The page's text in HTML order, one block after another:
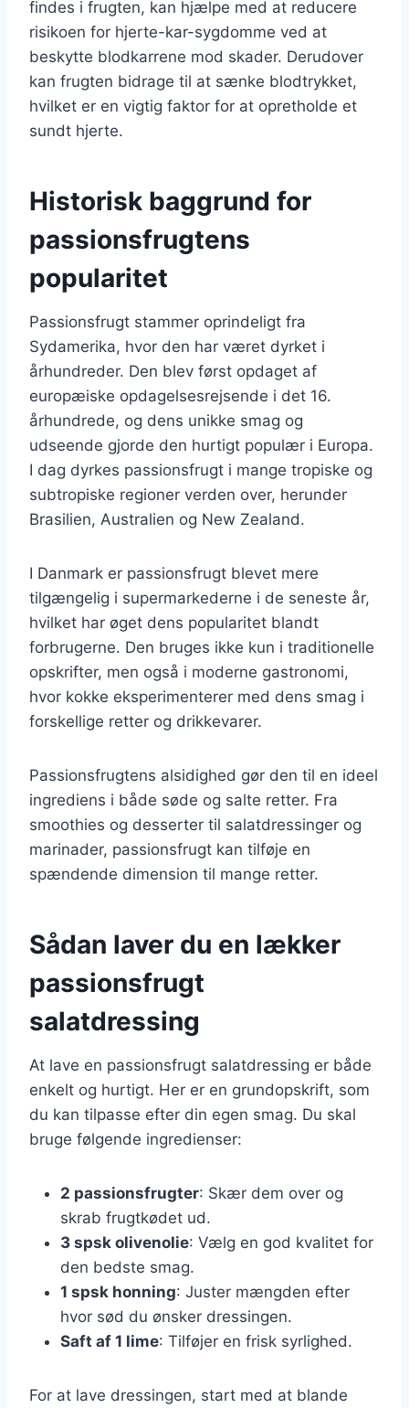
findes i frugten, kan hjælpe med at reducere
risikoen for hjerte-kar-sygdomme ved at
beskytte blodkarrene mod skader. Derudover
kan frugten bidrage til at sænke blodtrykket,
hvilket er en vigtig faktor for at opretholde et
sundt hjerte.
Historisk baggrund for
passionsfrugtens
popularitet
Passionsfrugt stammer oprindeligt fra
Sydamerika, hvor den har været dyrket i
århundreder. Den blev først opdaget af
europæiske opdagelsesrejsende i det 16.
århundrede, og dens unikke smag og
udseende gjorde den hurtigt populær i Europa.
I dag dyrkes passionsfrugt i mange tropiske og
subtropiske regioner verden over, herunder
Brasilien, Australien og New Zealand.
I Danmark er passionsfrugt blevet mere
tilgængelig i supermarkederne i de seneste år,
hvilket har øget dens popularitet blandt
forbrugerne. Den bruges ikke kun i traditionelle
opskrifter, men også i moderne gastronomi,
hvor kokke eksperimenterer med dens smag i
forskellige retter og drikkevarer.
Passionsfrugtens alsidighed gør den til en ideel
ingrediens i både søde og salte retter. Fra
smoothies og desserter til salatdressinger og
marinader, passionsfrugt kan tilføje en
spændende dimension til mange retter.
Sådan laver du en lækker
passionsfrugt
salatdressing
At lave en passionsfrugt salatdressing er både
enkelt og hurtigt. Her er en grundopskrift, som
du kan tilpasse efter din egen smag. Du skal
bruge følgende ingredienser:
2 passionsfrugter: Skær dem over og
skrab frugtkødet ud.
3 spsk olivenolie: Vælg en god kvalitet for
den bedste smag.
1 spsk honning: Juster mængden efter
hvor sød du ønsker dressingen.
Saft af 1 lime: Tilføjer en frisk syrlighed.
For at lave dressingen, start med at blande